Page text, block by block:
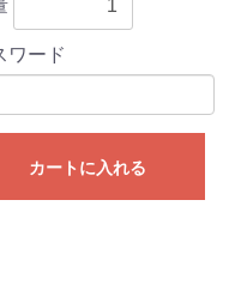
ワード
カートに入れる